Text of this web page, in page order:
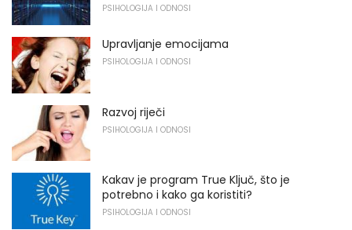
PSIHOLOGIJA I ODNOSI
Upravljanje emocijama
PSIHOLOGIJA I ODNOSI
Razvoj riječi
PSIHOLOGIJA I ODNOSI
Kakav je program True Ključ, što je
potrebno i kako ga koristiti?
PSIHOLOGIJA I ODNOSI